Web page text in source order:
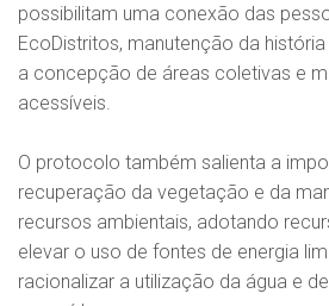
possibilitam uma conexão das
EcoDistritos, manutenção da
a concepção de áreas coletivas e
acessíveis.
O protocolo também salienta a
recuperação da vegetação e da
recursos ambientais, adotando
elevar o uso de fontes de energia
racionalizar a utilização da água e